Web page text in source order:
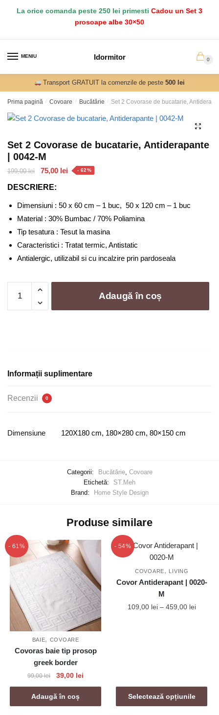
La orice comanda peste 250 lei primesti Cadou un Set 3
prosoape albe 30×50
MENIU Idormitor 0
Transport GRATUIT la comenzile de peste500 lei
Prima pagină / Covoare / Bucătărie / Set 2 Covorase de bucatarie,
Set 2 Covorase de bucatarie, Antiderapante
| 0042-M
199,00lei
Prețul
a
fost:
199,00 lei.
75,00 lei Prețul
75,00 lei.
- 62%
DESCRIERE:
Dimensiuni : 50 x 60 cm – 1 buc, 50 x 120 cm – 1 buc
Material : 30% Bumbac / 70% Poliamina
Tip tesatura : Tesut la masina
Caracteristici : Tratat termic, Antistatic
Antialergic, utilizabil si cu incalzire prin pardoseala
2
|
Adaugă în coș
Informații suplimentare
Recenzii 0
Dimensiune 120X180 cm, 180×280 cm, 80×150 cm
Categorii: Bucătărie, Covoare
Etichetă:
ST.Meh
Brand:
Home Style Design
Produse similare
- 61%
BAIE, COVOARE
Covoras baie tip prosop
greek border
99,00lei
Prețul
inițial
a
fost:
39,00 lei
curent
39,00 lei.
Adaugă în coș
- 54%
COVOARE, LIVING
Covor Antiderapant | 0020-
M
109,00 lei – 459,00 leiInterval
Selectează opțiunile
Opțiunile
pot